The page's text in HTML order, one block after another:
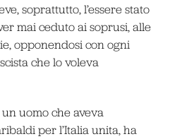
soprattutto, l’essere stato
mai ceduto ai soprusi, alle
opponendosi con ogni
che lo voleva
uomo che aveva
per l’Italia unita, ha